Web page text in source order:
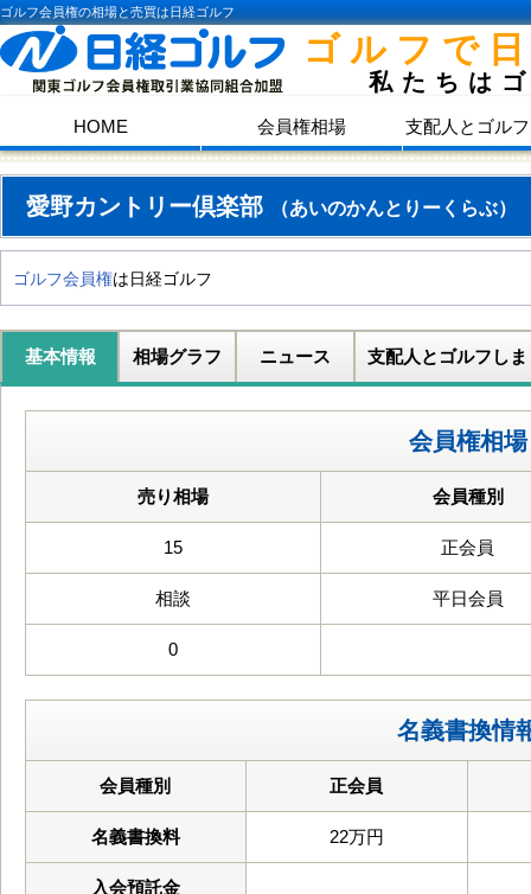
ゴルフ会員権の相場と売買は日経ゴルフ
ゴルフで
私たちは
HOME 会員権相場 支配人とゴル
愛野カントリー倶楽部 （あいのかんとりーくらぶ）
ゴルフ会員権は日経ゴルフ
基本情報 相場グラフ ニュース 支配人とゴルフしま
会員権相場
売り相場 会員種別
15 正会員
相談 平日会員
0
名義書換情
会員種別 正会員
名義書換料 22万円
入会預託金